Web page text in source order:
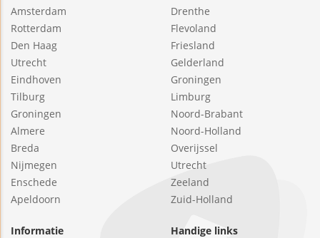
Amsterdam
Rotterdam
Den Haag
Utrecht
Eindhoven
Tilburg
Groningen
Almere
Breda
Nijmegen
Enschede
Apeldoorn
Drenthe
Flevoland
Friesland
Gelderland
Groningen
Limburg
Noord-Brabant
Noord-Holland
Overijssel
Utrecht
Zeeland
Zuid-Holland
Informatie Handige links